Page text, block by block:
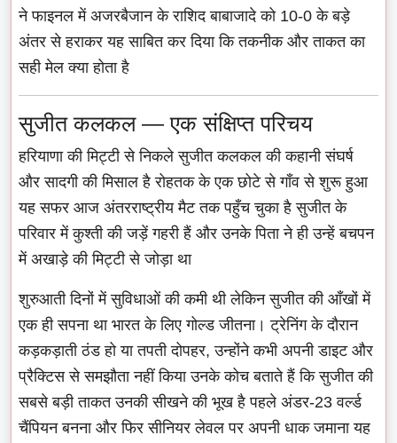
ने फाइनल में अजरबैजान के राशिद बाबाजादे को 10-0 के बड़े
अंतर से हराकर यह साबित कर दिया कि तकनीक और ताकत का
सही मेल क्या होता है
सुजीत कलकल — एक संक्षिप्त परिचय
हरियाणा की मिट्टी से निकले सुजीत कलकल की कहानी संघर्ष
और सादगी की मिसाल है रोहतक के एक छोटे से गाँव से शुरू हुआ
यह सफर आज अंतरराष्ट्रीय मैट तक पहुँच चुका है सुजीत के
परिवार में कुश्ती की जड़ें गहरी हैं और उनके पिता ने ही उन्हें बचपन
में अखाड़े की मिट्टी से जोड़ा था
शुरुआती दिनों में सुविधाओं की कमी थी लेकिन सुजीत की आँखों में
एक ही सपना था भारत के लिए गोल्ड जीतना। ट्रेनिंग के दौरान
कड़कड़ाती ठंड हो या तपती दोपहर, उन्होंने कभी अपनी डाइट और
प्रैक्टिस से समझौता नहीं किया उनके कोच बताते हैं कि सुजीत की
सबसे बड़ी ताकत उनकी सीखने की भूख है पहले अंडर-23 वर्ल्ड
चैंपियन बनना और फिर सीनियर लेवल पर अपनी धाक जमाना यह